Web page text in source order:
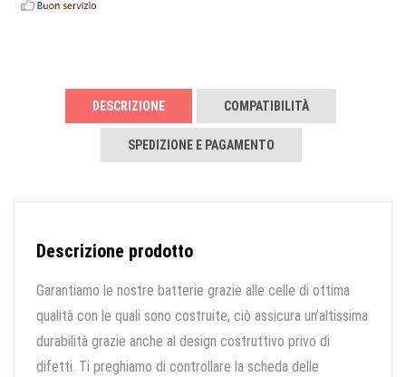
DESCRIZIONE COMPATIBILITÀ
SPEDIZIONE E PAGAMENTO
Descrizione prodotto
Garantiamo le nostre batterie grazie alle celle di ottima
qualità con le quali sono costruite, ciò assicura un’altissima
durabilità grazie anche al design costruttivo privo di
difetti. Ti preghiamo di controllare la scheda delle